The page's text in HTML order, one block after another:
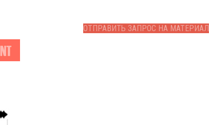
ОТПРАВИТЬ ЗАПРОС НА МАТЕРИАЛ